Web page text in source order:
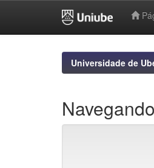
Universidade de